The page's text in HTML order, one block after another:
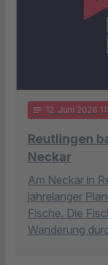
notes 12. Juni 2026
Reutlingen
Neckar
Am Neckar in
jahrelanger
Fische. Die
Wanderung